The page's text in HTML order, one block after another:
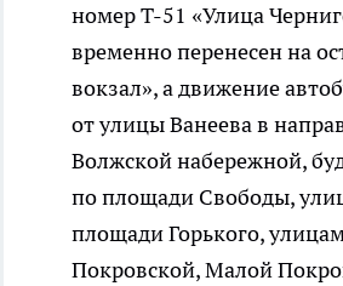
номер Т-51 «Улица
временно перенесен на
вокзал», а движение
от улицы Ванеева в
Волжской набережной,
по площади Свободы,
площади Горького,
Покровской, Малой